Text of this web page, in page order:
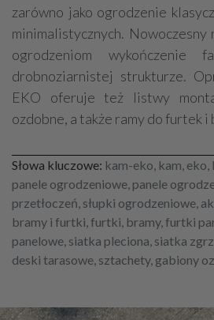
zarówno jako ogrodzenie
minimalistycznych.
ogrodzeniom wykończenie
drobnoziarnistej strukturze.
EKO oferuje też listwy
ozdobne, a także ramy do furtek i
Słowa kluczowe: kam-eko, kam,
panele ogrodzeniowe, panele
przetłoczeń, słupki ogrodzeniowe,
bramy i furtki, furtki, bramy, furtki
panelowe, siatka pleciona, siatka
deski tarasowe, sztachety, gabiony